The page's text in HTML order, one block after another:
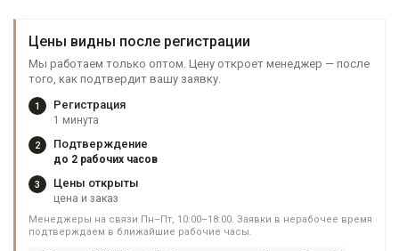
Цены видны после регистрации
Мы работаем только оптом. Цену откроет менеджер — после
того, как подтвердит вашу заявку.
1 Регистрация
1 минута
2 Подтверждение
до 2 рабочих часов
3 Цены открыты
цена и заказ
Менеджеры на связи Пн–Пт, 10:00–18:00. Заявки в нерабочее время
подтверждаем в ближайшие рабочие часы.